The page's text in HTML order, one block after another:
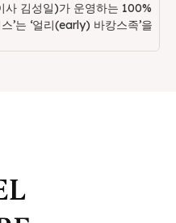
김성일)가 운영하는 100%
’는 ‘얼리(early) 바캉스족’을